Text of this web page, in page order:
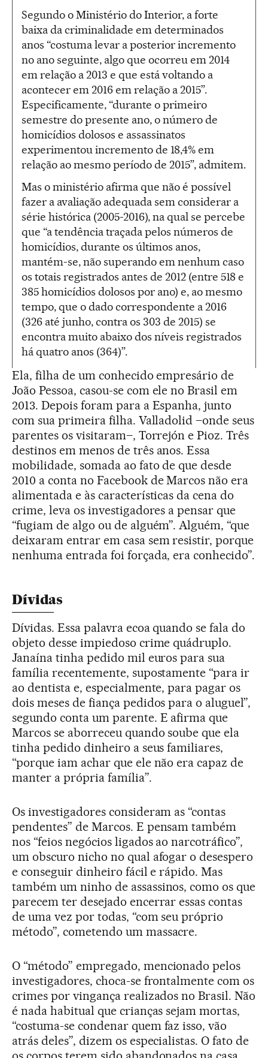
Segundo o Ministério do Interior, a forte
baixa da criminalidade em determinados
anos “costuma levar a posterior incremento
no ano seguinte, algo que ocorreu em 2014
em relação a 2013 e que está voltando a
acontecer em 2016 em relação a 2015”.
Especificamente, “durante o primeiro
semestre do presente ano, o número de
homicídios dolosos e assassinatos
experimentou incremento de 18,4% em
relação ao mesmo período de 2015”, admitem.
Mas o ministério afirma que não é possível
fazer a avaliação adequada sem considerar a
série histórica (2005-2016), na qual se percebe
que “a tendência traçada pelos números de
homicídios, durante os últimos anos,
mantém-se, não superando em nenhum caso
os totais registrados antes de 2012 (entre 518 e
385 homicídios dolosos por ano) e, ao mesmo
tempo, que o dado correspondente a 2016
(326 até junho, contra os 303 de 2015) se
encontra muito abaixo dos níveis registrados
há quatro anos (364)”.
Ela, filha de um conhecido empresário de
João Pessoa, casou-se com ele no Brasil em
2013. Depois foram para a Espanha, junto
com sua primeira filha. Valladolid –onde seus
parentes os visitaram–, Torrejón e Pioz. Três
destinos em menos de três anos. Essa
mobilidade, somada ao fato de que desde
2010 a conta no Facebook de Marcos não era
alimentada e às características da cena do
crime, leva os investigadores a pensar que
“fugiam de algo ou de alguém”. Alguém, “que
deixaram entrar em casa sem resistir, porque
nenhuma entrada foi forçada, era conhecido”.
Dívidas
Dívidas. Essa palavra ecoa quando se fala do
objeto desse impiedoso crime quádruplo.
Janaína tinha pedido mil euros para sua
família recentemente, supostamente “para ir
ao dentista e, especialmente, para pagar os
dois meses de fiança pedidos para o aluguel”,
segundo conta um parente. E afirma que
Marcos se aborreceu quando soube que ela
tinha pedido dinheiro a seus familiares,
“porque iam achar que ele não era capaz de
manter a própria família”.
Os investigadores consideram as “contas
pendentes” de Marcos. E pensam também
nos “feios negócios ligados ao narcotráfico”,
um obscuro nicho no qual afogar o desespero
e conseguir dinheiro fácil e rápido. Mas
também um ninho de assassinos, como os que
parecem ter desejado encerrar essas contas
de uma vez por todas, “com seu próprio
método”, cometendo um massacre.
O “método” empregado, mencionado pelos
investigadores, choca-se frontalmente com os
crimes por vingança realizados no Brasil. Não
é nada habitual que crianças sejam mortas,
“costuma-se condenar quem faz isso, vão
atrás deles”, dizem os especialistas. O fato de